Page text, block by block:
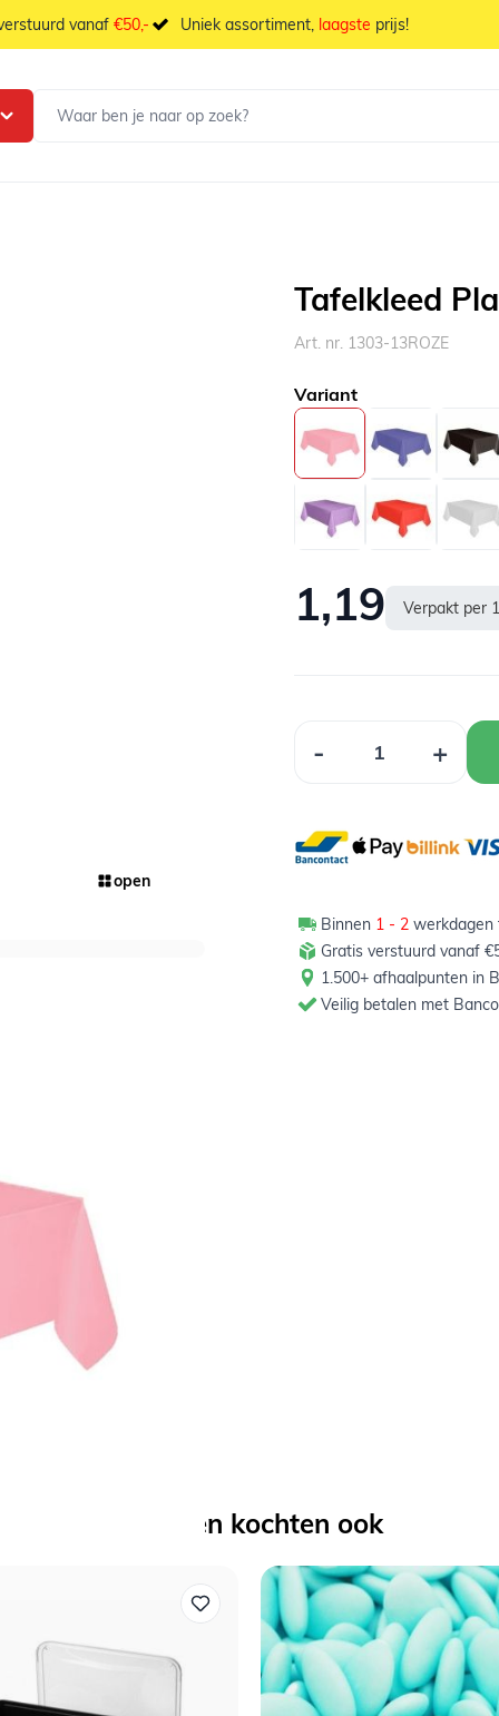
vanaf €50,- Uniek assortiment, laagste prijs!
open
Tafelkleed
Art. nr. 1303-13ROZE
Variant
1,19 Verpakt per
- +
Binnen 1 - 2 werkdagen
Gratis verstuurd vanaf
1.500+ afhaalpunten in
Veilig betalen met
Anderen kochten ook